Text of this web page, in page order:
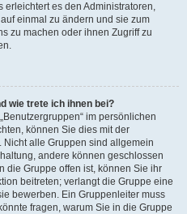
erleichtert es den Administratoren,
einmal zu ändern und sie zum
zu machen oder ihnen Zugriff zu
wie trete ich ihnen bei?
im persönlichen
können Sie dies mit der
alle Gruppen sind allgemein
andere können geschlossen
die Gruppe offen ist, können Sie ihr
beitreten; verlangt die Gruppe eine
bewerben. Ein Gruppenleiter muss
fragen, warum Sie in die Gruppe